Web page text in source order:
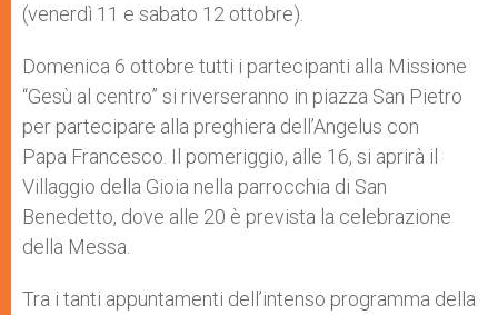
(venerdì 11 e sabato 12 ottobre).
Domenica 6 ottobre tutti i partecipanti alla Missione
“Gesù al centro” si riverseranno in piazza San Pietro
per partecipare alla preghiera dell’Angelus con
Papa Francesco. Il pomeriggio, alle 16, si aprirà il
Villaggio della Gioia nella parrocchia di San
Benedetto, dove alle 20 è prevista la celebrazione
della Messa.
Tra i tanti appuntamenti dell’intenso programma della